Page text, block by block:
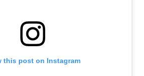
this post on Instagram